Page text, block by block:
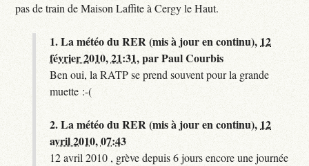
pas de train de Maison Laffite à Cergy le Haut.
1.La météo du RER (mis à jour en continu), 12
février 2010, 21:31,parPaul Courbis
Ben oui, la RATP se prend souvent pour la grande
muette :-(
2.La météo du RER (mis à jour en continu), 12
avril 2010, 07:43
12 avril 2010 , grève depuis 6 jours encore une journée